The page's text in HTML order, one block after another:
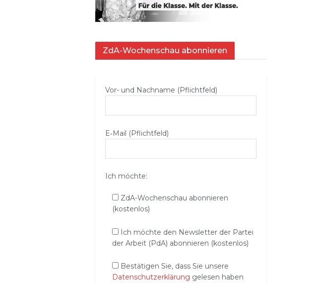
ZdA-Wochenschau abonnieren
Vor- und Nachname (Pflichtfeld)
E‑Mail (Pflichtfeld)
Ich möchte:
ZdA-Wochenschau abonnieren
(kostenlos)
Ich möchte den Newsletter der Partei
der Arbeit (PdA) abonnieren (kostenlos)
Bestätigen Sie, dass Sie unsere
Datenschutzerklärung gelesen haben